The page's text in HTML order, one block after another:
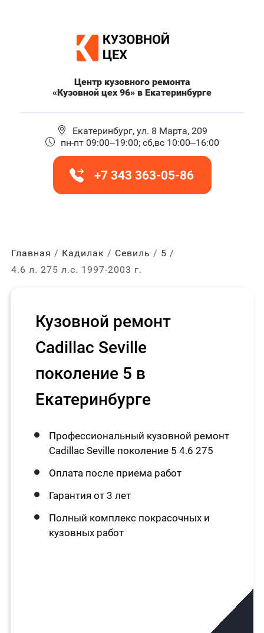
Центр кузовного ремонта
«Кузовной цех 96» в Екатеринбурге
Екатеринбург, ул. 8 Марта, 209
пн-пт 09:00–19:00; сб,вс 10:00–16:00
+7 343 363-05-86
Главная Кадилак Севиль
5
4.6 л. 275 л.с. 1997-2003 г.
Кузовной ремонт
Cadillac Seville
поколение 5 в
Екатеринбурге
Профессиональный кузовной ремонт
Cadillac Seville поколение 5 4.6 275
Оплата после приема работ
Гарантия от 3 лет
Полный комплекс покрасочных и
кузовных работ